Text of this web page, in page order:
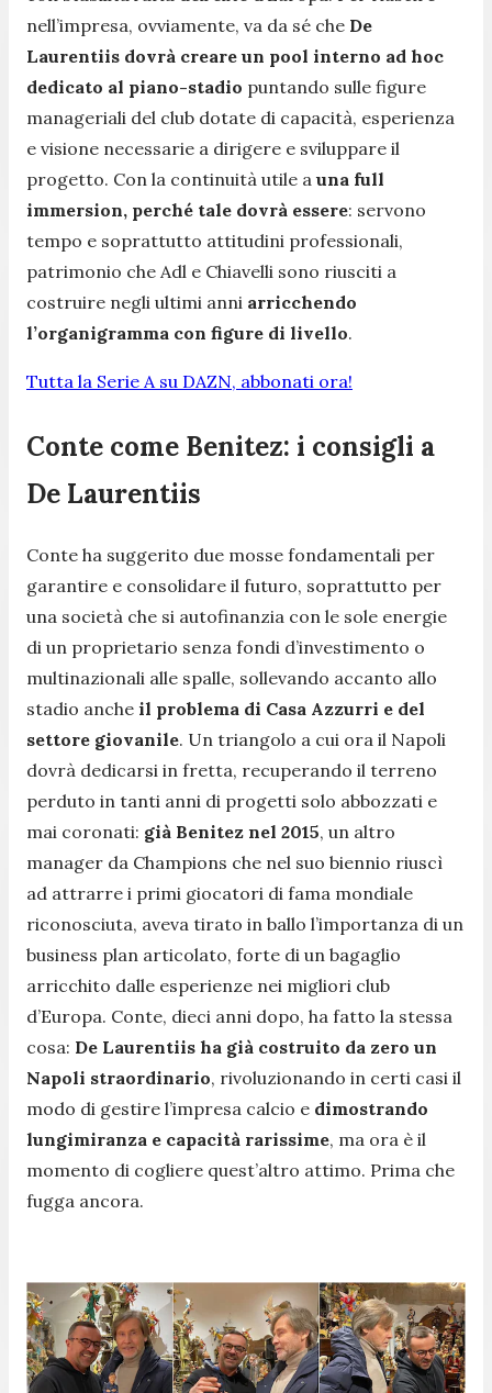
nell’impresa, ovviamente, va da sé che De
Laurentiis dovrà creare un pool interno ad hoc
dedicato al piano-stadio puntando sulle figure
manageriali del club dotate di capacità, esperienza
e visione necessarie a dirigere e sviluppare il
progetto. Con la continuità utile a una full
immersion, perché tale dovrà essere: servono
tempo e soprattutto attitudini professionali,
patrimonio che Adl e Chiavelli sono riusciti a
costruire negli ultimi anni arricchendo
l’organigramma con figure di livello.
Tutta la Serie A su DAZN, abbonati ora!
Conte come Benitez: i consigli a
De Laurentiis
Conte ha suggerito due mosse fondamentali per
garantire e consolidare il futuro, soprattutto per
una società che si autofinanzia con le sole energie
di un proprietario senza fondi d’investimento o
multinazionali alle spalle, sollevando accanto allo
stadio anche il problema di Casa Azzurri e del
settore giovanile. Un triangolo a cui ora il Napoli
dovrà dedicarsi in fretta, recuperando il terreno
perduto in tanti anni di progetti solo abbozzati e
mai coronati: già Benitez nel 2015, un altro
manager da Champions che nel suo biennio riuscì
ad attrarre i primi giocatori di fama mondiale
riconosciuta, aveva tirato in ballo l’importanza di un
business plan articolato, forte di un bagaglio
arricchito dalle esperienze nei migliori club
d’Europa. Conte, dieci anni dopo, ha fatto la stessa
cosa: De Laurentiis ha già costruito da zero un
Napoli straordinario, rivoluzionando in certi casi il
modo di gestire l’impresa calcio e dimostrando
lungimiranza e capacità rarissime, ma ora è il
momento di cogliere quest’altro attimo. Prima che
fugga ancora.